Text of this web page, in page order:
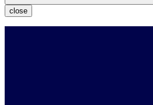
close